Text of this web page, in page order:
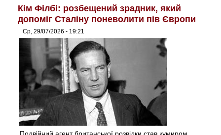
Кім Філбі: розбещений зрадник, який
допоміг Сталіну поневолити пів Європи
Ср, 29/07/2026 - 19:21